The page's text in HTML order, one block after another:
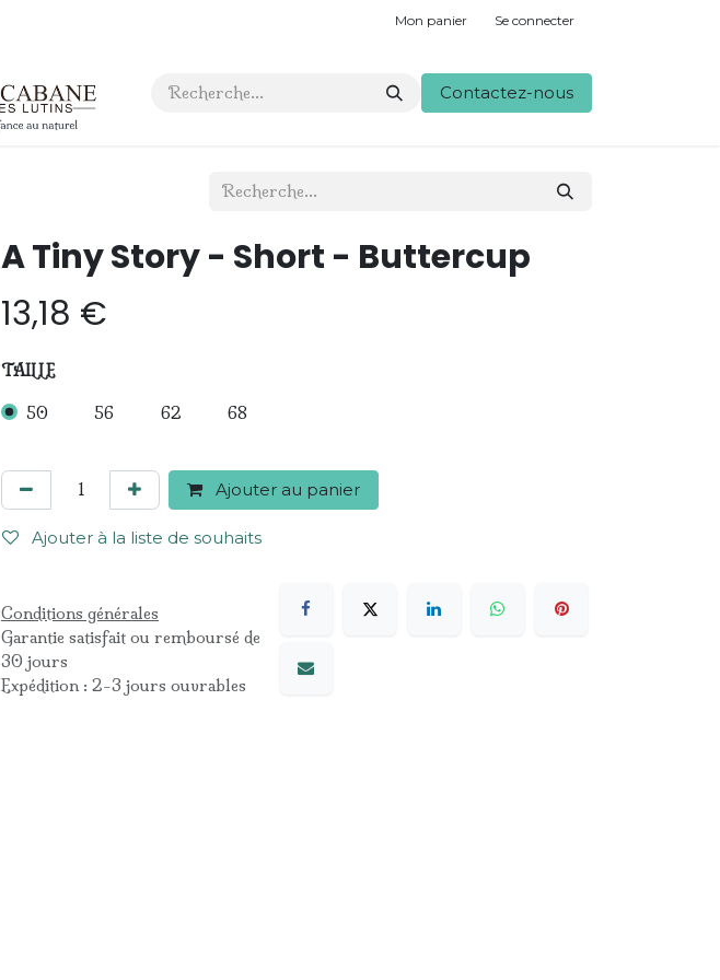
Mon panier Se connecter
Contactez-nous
A Tiny Story - Short - Buttercup
13,18 €
TAILLE
50 56 62 68
Ajouter au panier
Ajouter à la liste de souhaits
Conditions générales
Garantie satisfait ou remboursé de
30 jours
Expédition : 2-3 jours ouvrables